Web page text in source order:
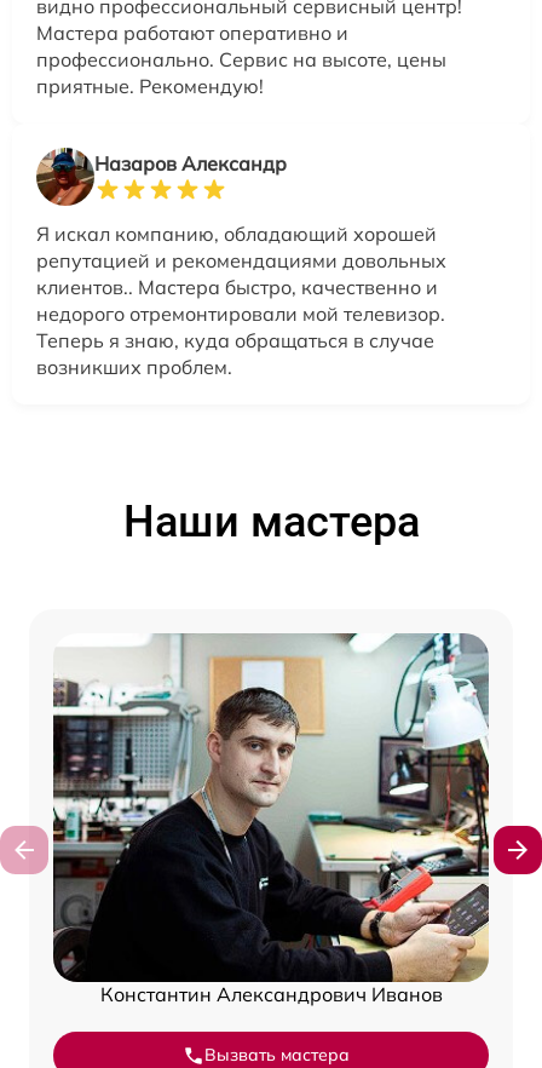
видно профессиональный сервисный центр!
Мастера работают оперативно и
профессионально. Сервис на высоте, цены
приятные. Рекомендую!
Назаров Александр
Я искал компанию, обладающий хорошей
репутацией и рекомендациями довольных
клиентов.. Мастера быстро, качественно и
недорого отремонтировали мой телевизор.
Теперь я знаю, куда обращаться в случае
возникших проблем.
Наши мастера
Константин Александрович Иванов
Вызвать мастера